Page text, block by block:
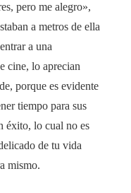
pero me alegro»,
a metros de ella
a una
cine, lo aprecian
porque es evidente
tiempo para sus
éxito, lo cual no es
de tu vida
mismo.